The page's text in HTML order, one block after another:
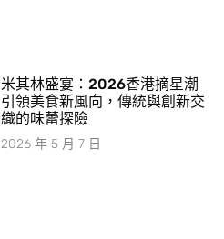
米其林盛宴：2026香港摘星潮
引領美食新風向，傳統與創新交
織的味蕾探險
2026 年 5 月 7 日